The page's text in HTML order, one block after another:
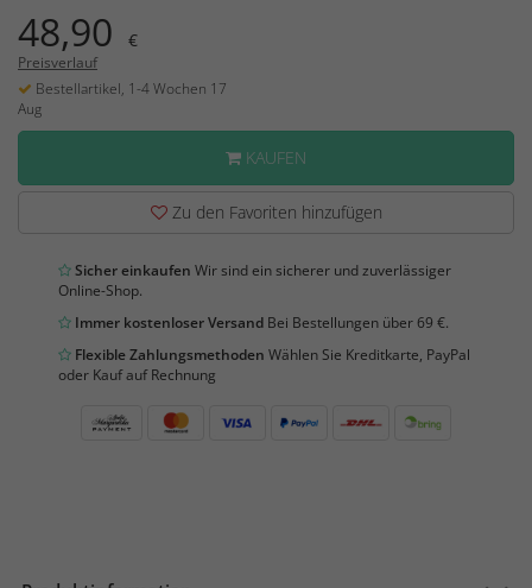
48,90 €
Preisverlauf
Bestellartikel, 1-4 Wochen 17
Aug
KAUFEN
Zu den Favoriten hinzufügen
Sicher einkaufen Wir sind ein sicherer und zuverlässiger
Online-Shop.
Immer kostenloser Versand Bei Bestellungen über 69 €.
Flexible Zahlungsmethoden Wählen Sie Kreditkarte, PayPal
oder Kauf auf Rechnung